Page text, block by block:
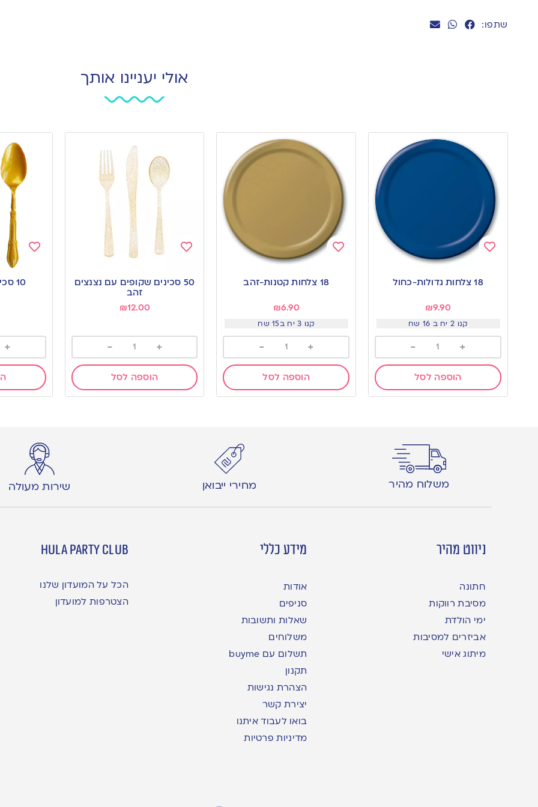
שתפו:
אולי יעניינו אותך
18 צלחות גדולות-כחול
₪9.90
קנו 2 יח ב 16 שח
+
-
הוספה לסל
18 צלחות קטנות-זהב
₪6.90
קנו 3 יח ב15 שח
+
-
הוספה לסל
to 50 סכינים שקופים עם נצנצים
זהב
₪12.00
+
-
הוספה לסל
10 סכינים זהב וינטאג’
+
משלוח מהיר מחירי ייבואן שירות מעולה
ניווט מהיר
חתונה
מסיבת רווקות
ימי הולדת
אביזרים למסיבות
מיתוג אישי
מידע כללי
אודות
סניפים
שאלות ותשובות
משלוחים
תשלום עם buyme
תקנון
הצהרת נגישות
יצירת קשר
בואו לעבוד איתנו
מדיניות פרטיות
hula party club
הכל על המועדון שלנו
הצטרפות למועדון